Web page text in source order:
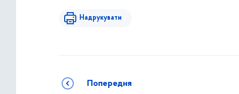
Надрукувати
Попередня